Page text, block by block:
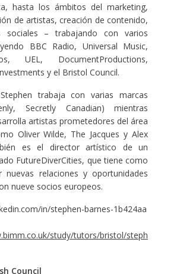
hasta los ámbitos del marketing,
de artistas, creación de contenido,
sociales – trabajando con varios
BBC Radio, Universal Music,
UEL, DocumentProductions,
y el Bristol Council.
trabaja con varias marcas
Secretly Canadian) mientras
artistas prometedores del área
Oliver Wilde, The Jacques y Alex
es el director artístico de un
FutureDiverCities, que tiene como
nuevas relaciones y oportunidades
nueve socios europeos.
in/stephen-barnes-1b424aa
study/tutors/bristol/steph
Council